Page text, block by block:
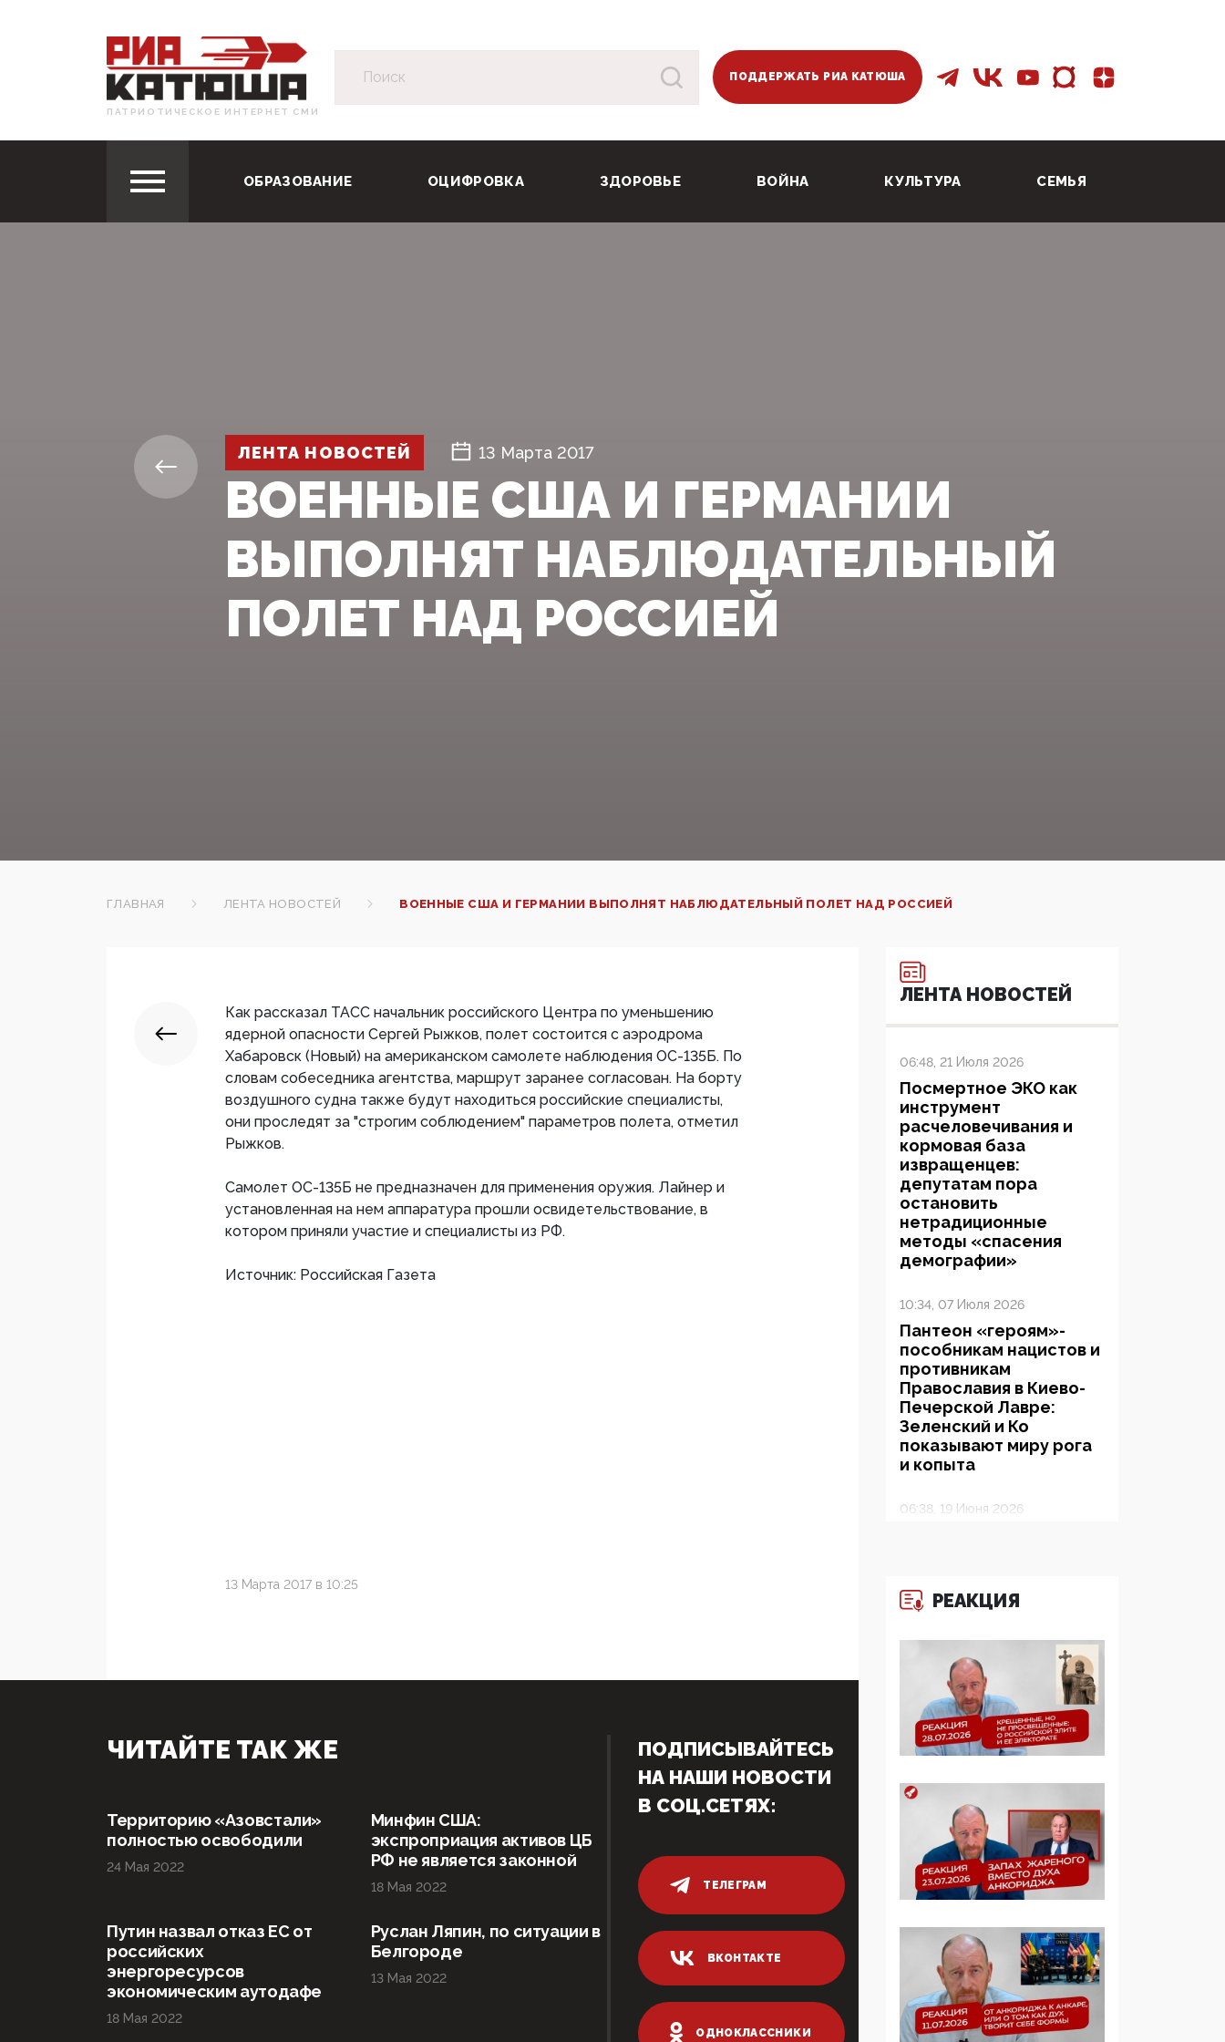
ПАТРИОТИЧЕСКОЕ ИНТЕРНЕТ СМИ
ПОДДЕРЖАТЬ РИА КАТЮША
ОБРАЗОВАНИЕ ОЦИФРОВКА ЗДОРОВЬЕ ВОЙНА КУЛЬТУРА СЕМЬЯ
ЛЕНТА НОВОСТЕЙ 13 Марта 2017
ВОЕННЫЕ США И ГЕРМАНИИ
ВЫПОЛНЯТ НАБЛЮДАТЕЛЬНЫЙ
ПОЛЕТ НАД РОССИЕЙ
ГЛАВНАЯ ЛЕНТА НОВОСТЕЙ ВОЕННЫЕ США И ГЕРМАНИИ ВЫПОЛНЯТ НАБЛЮДАТЕЛЬНЫЙ ПОЛЕТ НАД РОССИЕЙ
Как рассказал ТАСС начальник российского Центра по уменьшению
ядерной опасности Сергей Рыжков, полет состоится с аэродрома
Хабаровск (Новый) на американском самолете наблюдения ОС-135Б. По
словам собеседника агентства, маршрут заранее согласован. На борту
воздушного судна также будут находиться российские специалисты,
они проследят за "строгим соблюдением" параметров полета, отметил
Рыжков.
Самолет ОС-135Б не предназначен для применения оружия. Лайнер и
установленная на нем аппаратура прошли освидетельствование, в
котором приняли участие и специалисты из РФ.
Источник: Российская Газета
13 Марта 2017 в 10:25
ЛЕНТА НОВОСТЕЙ
06:48, 21 Июля 2026
Посмертное ЭКО как
инструмент
расчеловечивания и
кормовая база
извращенцев:
депутатам пора
остановить
нетрадиционные
методы «спасения
демографии»
10:34, 07 Июля 2026
Пантеон «героям»-
пособникам нацистов и
противникам
Православия в Киево-
Печерской Лавре:
Зеленский и Ко
показывают миру рога
и копыта
06:38, 19 Июня 2026
опекуны получают из
бюджета в 100 раз
многодетные семьи
05:00, 13 Июня 2026
Разбор учебника
Обществознания под
редакцией Медведева:
традиционные
ценности и немного
двоемыслия
11:53, 09 Июня 2026
Прокуратура наконец
увидела
экстремистскую
деятельность ИИТО
ЮНЕСКО в России, но
цифроглобалисты
продолжают
РЕАКЦИЯ
ЧИТАЙТЕ ТАК ЖЕ
Территорию «Азовстали»
полностью освободили
24 Мая 2022
Минфин США:
экспроприация активов ЦБ
РФ не является законной
18 Мая 2022
Путин назвал отказ ЕС от
российских
энергоресурсов
экономическим аутодафе
18 Мая 2022
Руслан Ляпин, по ситуации в
Белгороде
13 Мая 2022
ПОДПИСЫВАЙТЕСЬ
НА НАШИ НОВОСТИ
В СОЦ.СЕТЯХ:
ТЕЛЕГРАМ
ВКОНТАКТЕ
ОДНОКЛАССНИКИ